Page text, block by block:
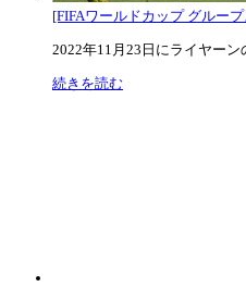
[FIFAワールドカップ グルー
2022年11月23日にライヤー
続きを読む